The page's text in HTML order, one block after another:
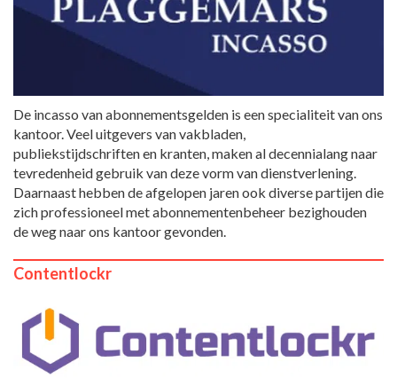
De incasso van abonnementsgelden is een specialiteit van ons
kantoor. Veel uitgevers van vakbladen,
publiekstijdschriften en kranten, maken al decennialang naar
tevredenheid gebruik van deze vorm van dienstverlening.
Daarnaast hebben de afgelopen jaren ook diverse partijen die
zich professioneel met abonnementenbeheer bezighouden
de weg naar ons kantoor gevonden.
Contentlockr